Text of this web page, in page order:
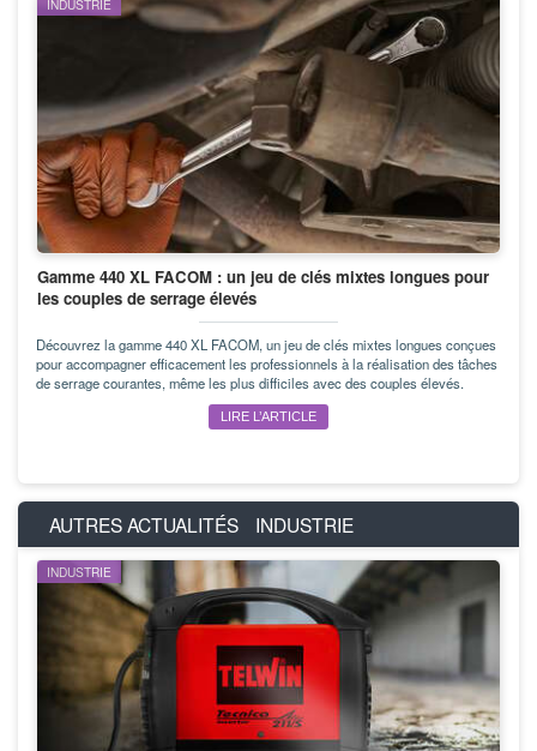
INDUSTRIE
Gamme 440 XL FACOM : un jeu de clés mixtes longues pour
les couples de serrage élevés
Découvrez la gamme 440 XL FACOM, un jeu de clés mixtes longues conçues
pour accompagner efficacement les professionnels à la réalisation des tâches
de serrage courantes, même les plus difficiles avec des couples élevés.
LIRE L’ARTICLE
AUTRES ACTUALITÉS INDUSTRIE
INDUSTRIE